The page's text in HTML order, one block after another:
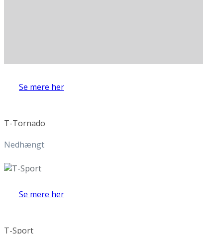
Se mere her
T-Tornado
Nedhængt
Se mere her
T-Sport